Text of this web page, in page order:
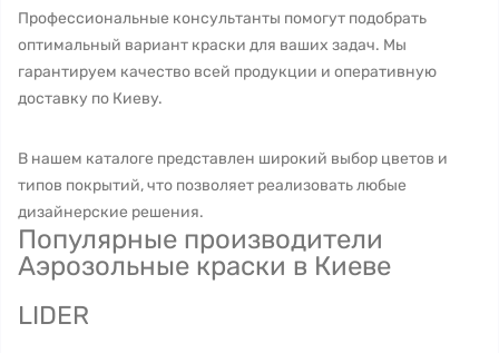
Профессиональные консультанты помогут подобрать
оптимальный вариант краски для ваших задач. Мы
гарантируем качество всей продукции и оперативную
доставку по Киеву.
В нашем каталоге представлен широкий выбор цветов и
типов покрытий, что позволяет реализовать любые
дизайнерские решения.
Популярные производители
Аэрозольные краски в Киеве
LIDER